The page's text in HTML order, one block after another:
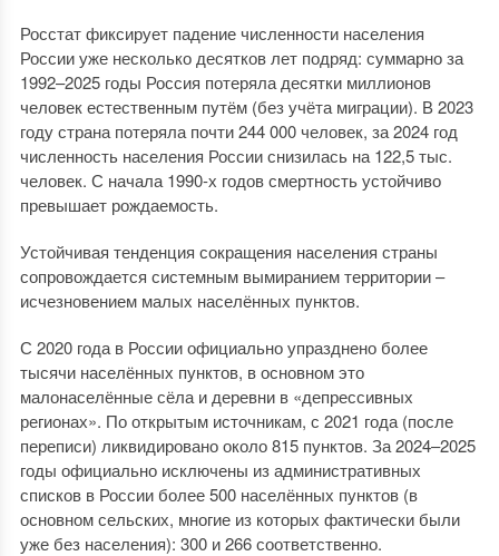
Росстат фиксирует падение численности населения
России уже несколько десятков лет подряд: суммарно за
1992–2025 годы Россия потеряла десятки миллионов
человек естественным путём (без учёта миграции). В 2023
году страна потеряла почти 244 000 человек, за 2024 год
численность населения России снизилась на 122,5 тыс.
человек. С начала 1990-х годов смертность устойчиво
превышает рождаемость.
Устойчивая тенденция сокращения населения страны
сопровождается системным вымиранием территории –
исчезновением малых населённых пунктов.
С 2020 года в России официально упразднено более
тысячи населённых пунктов, в основном это
малонаселённые сёла и деревни в «депрессивных
регионах». По открытым источникам, с 2021 года (после
переписи) ликвидировано около 815 пунктов. За 2024–2025
годы официально исключены из административных
списков в России более 500 населённых пунктов (в
основном сельских, многие из которых фактически были
уже без населения): 300 и 266 соответственно.